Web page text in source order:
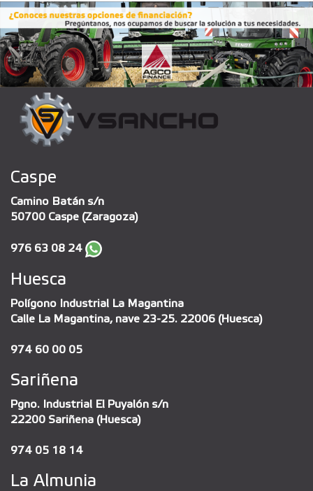
Caspe
Camino Batán s/n
50700 Caspe (Zaragoza)
976 63 08 24
Huesca
Polígono Industrial La Magantina
Calle La Magantina, nave 23-25. 22006 (Huesca)
974 60 00 05
Sariñena
Pgno. Industrial El Puyalón s/n
22200 Sariñena (Huesca)
974 05 18 14
La Almunia